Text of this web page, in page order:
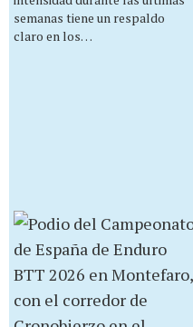
semanas tiene un respaldo
claro en los…